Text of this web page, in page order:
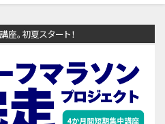
座。初夏スタート！